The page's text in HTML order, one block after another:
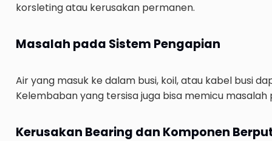
korsleting atau kerusakan permanen.
Masalah pada Sistem Pengapian
Air yang masuk ke dalam busi, koil, atau kabel busi
Kelembaban yang tersisa juga bisa memicu
Kerusakan Bearing dan Komponen